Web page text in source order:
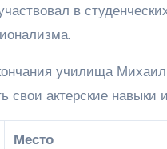
в
училища
свои актерские
Место